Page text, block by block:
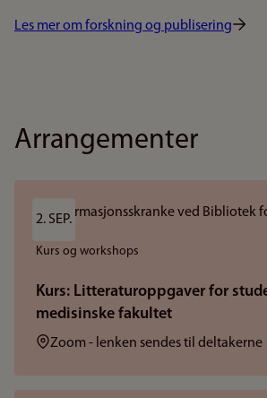
Les mer om forskning og publisering
Arrangementer
2. SEP.
Kurs og workshops
Kurs: Litteraturoppgaver for
medisinske fakultet
Sted:Zoom - lenken sendes til deltakerne